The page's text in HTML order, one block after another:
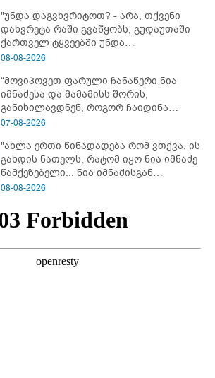
ავიწროებდა” - ეკა კუპატაძე
"უნდა დაგვხვრიტოთ? - არა, თქვენი
დახვრეტა რაში გვაწყობს, გუდაუთაში
ქართველ ტყვეებში უნდა
გადაგცვალოთ..."
08-08-2026
“მოვიპოვეთ ფარული ჩანაწერი ნია
იმნაძესა და მამამისს შორის,
განიხილავდნენ, როგორ ჩაიდინა
გაბაშვილმა დანაშაული” - რას ამბობს
07-08-2026
"ახლა ერთი წინადადება რომ ვთქვა, ის
გახდის ნათელს, რატომ იყო ნია იმნაძე
წამქეზებელი... ნია იმნაძისგან
გამოსული ინფორმაციაა ეს" - რას
08-08-2026